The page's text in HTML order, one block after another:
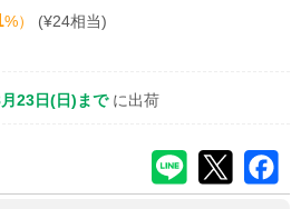
%） (¥24相当)
23日(日)まで に出荷